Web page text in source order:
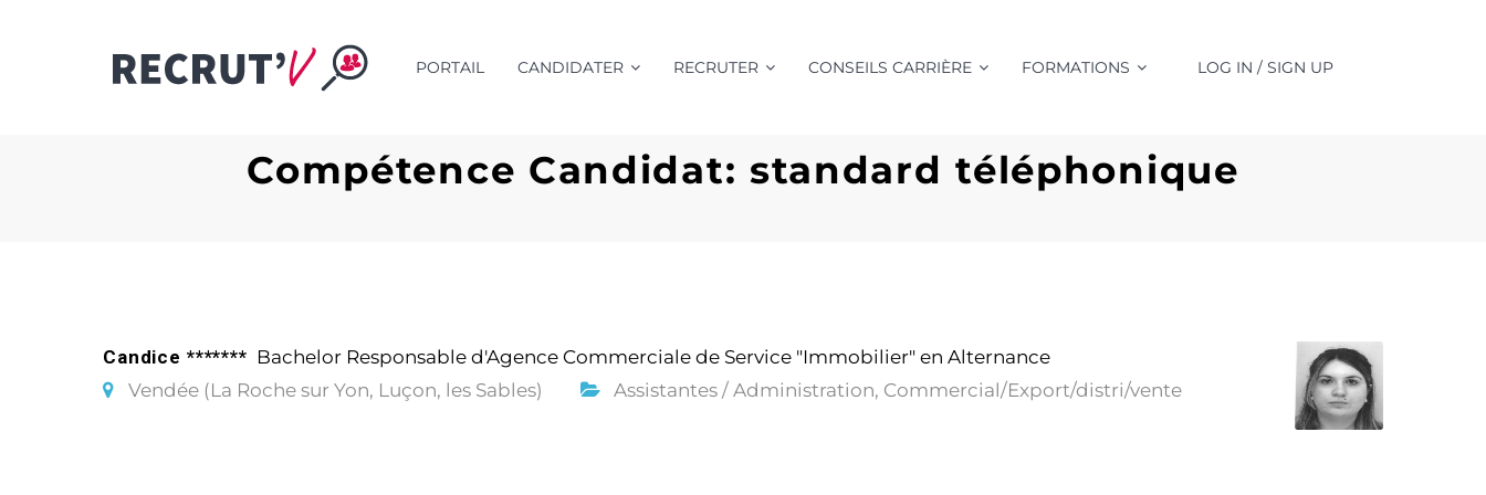
PORTAIL CANDIDATER RECRUTER CONSEILS CARRIÈRE FORMATIONS LOG IN / SIGN UP
Compétence Candidat: standard téléphonique
Candice ******* Bachelor Responsable d'Agence Commerciale de Service "Immobilier" en Alternance
Vendée (La Roche sur Yon, Luçon, les Sables)
Assistantes / Administration, Commercial/Export/distri/vente